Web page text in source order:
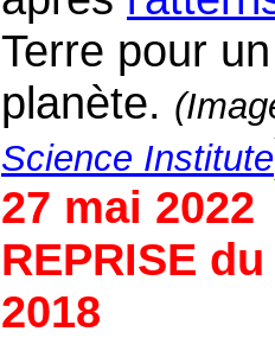
Terre pour
planète.
Science Institute
27 mai 2022
REPRISE
2018